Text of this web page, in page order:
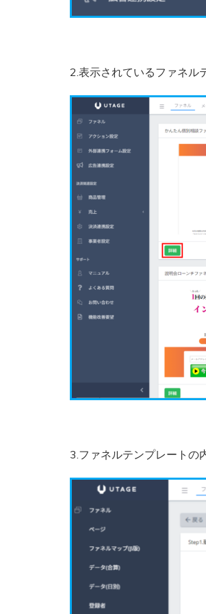
2.表示されているファネル
3.ファネルテンプレートの